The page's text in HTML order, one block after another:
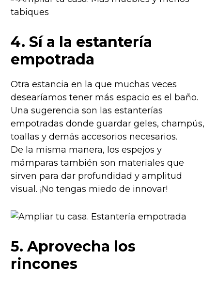
4. Sí a la estantería
empotrada
Otra estancia en la que muchas veces
desearíamos tener más espacio es el baño.
Una sugerencia son las estanterías
empotradas donde guardar geles, champús,
toallas y demás accesorios necesarios.
De la misma manera, los espejos y
mámparas también son materiales que
sirven para dar profundidad y amplitud
visual. ¡No tengas miedo de innovar!
5. Aprovecha los
rincones